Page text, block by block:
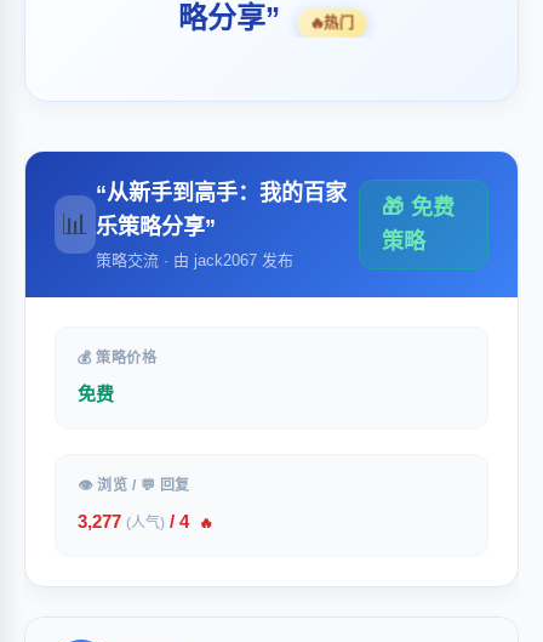
略分享”
🔥热门
📊
“从新手到高手：我的百家
乐策略分享”
策略交流 · 由 jack2067 发布
🎁 免费
策略
💰 策略价格
免费
👁 浏览 / 💬 回复
3,277 (人气) / 4 🔥